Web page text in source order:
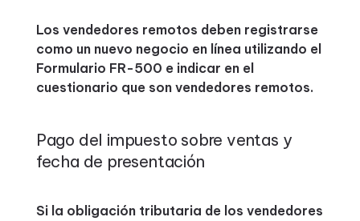
Los vendedores remotos deben registrarse
como un nuevo negocio en línea utilizando el
Formulario FR-500 e indicar en el
cuestionario que son vendedores remotos.
Pago del impuesto sobre ventas y
fecha de presentación
Si la obligación tributaria de los vendedores